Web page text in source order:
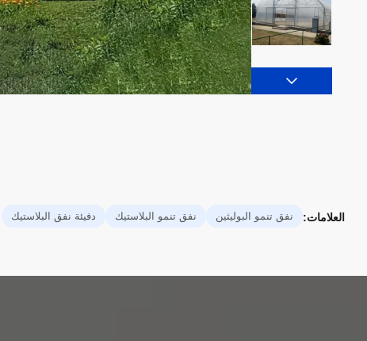
العلامات: نفق تنمو البوليثين نفق تنمو البلاستيك دفيئة نفق البلاستيك